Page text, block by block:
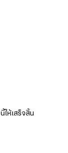
ห้เสร็จสิ้น